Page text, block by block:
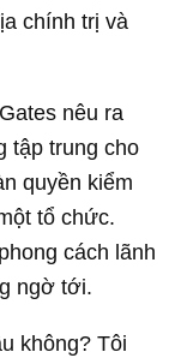
chính trị và
nêu ra
tập trung cho
quyền kiểm
tổ chức.
cách lãnh
ngờ tới.
không? Tôi